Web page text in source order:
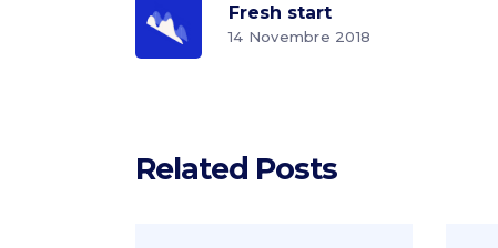
Fresh start
14 Novembre 2018
Related Posts